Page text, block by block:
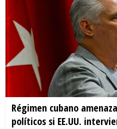
Régimen cubano
políticos si EE.UU.